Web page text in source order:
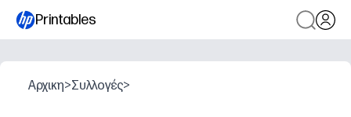
Printables
Αρχικη>Συλλογές>